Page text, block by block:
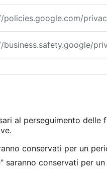
policies.google.com/
business.safety.google/
al perseguimento
conservati per un
conservati per